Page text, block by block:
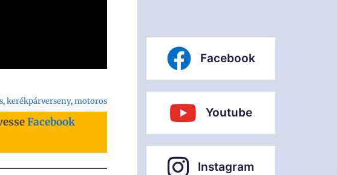
, kerékpárverseny, motoros
Facebook
Facebook
Youtube
Instagram